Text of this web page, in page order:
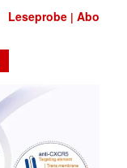
✕
Leseprobe |Abo